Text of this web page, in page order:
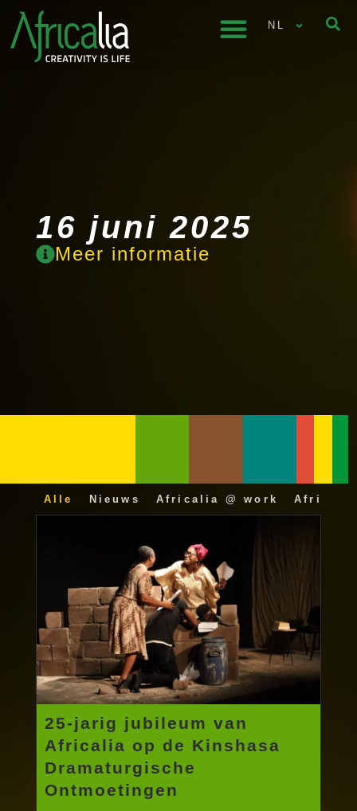
NL
16 juni 2025
Meer informatie
Alle Nieuws Africalia @ work
25-jarig jubileum van
Africalia op de Kinshasa
Dramaturgische
Ontmoetingen